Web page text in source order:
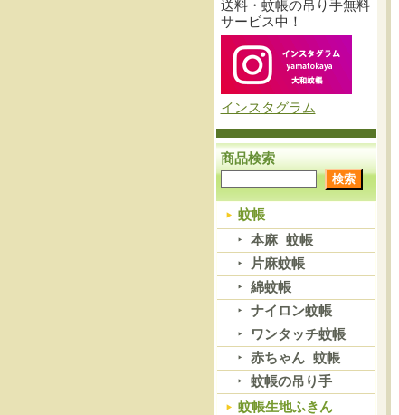
送料・蚊帳の吊り手無料
サービス中！
インスタグラム
商品検索
蚊帳
本麻 蚊帳
片麻蚊帳
綿蚊帳
ナイロン蚊帳
ワンタッチ蚊帳
赤ちゃん 蚊帳
蚊帳の吊り手
蚊帳生地ふきん